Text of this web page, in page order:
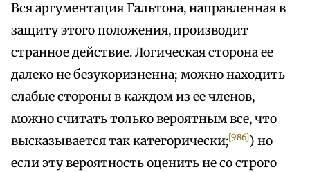
Вся аргументация Гальтона, направленная в
защиту этого положения, производит
странное действие. Логическая сторона ее
далеко не безукоризненна; можно находить
слабые стороны в каждом из ее членов,
можно считать только вероятным все, что
высказывается так категорически;[986]) но
если эту вероятность оценить не со строго